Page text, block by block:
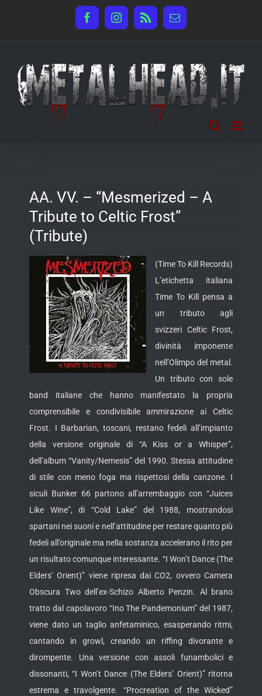
FacebookInstagram
Rss Email
AA. VV. – “Mesmerized – A
Tribute to Celtic Frost”
(Tribute)
(Time To Kill Records)
L’etichetta italiana
Time To Kill pensa a
un tributo agli
svizzeri Celtic Frost,
divinità imponente
nell’Olimpo del metal.
Un tributo con sole
band italiane che hanno manifestato la propria
comprensibile e condivisibile ammirazione ai Celtic
Frost. I Barbarian, toscani, restano fedeli all’impianto
della versione originale di “A Kiss or a Whisper”,
dell’album “Vanity/Nemesis” del 1990. Stessa attitudine
di stile con meno foga ma rispettosi della canzone. I
siculi Bunker 66 partono all’arrembaggio con “Juices
Like Wine”, di “Cold Lake” del 1988, mostrandosi
spartani nei suoni e nell’attitudine per restare quanto più
fedeli all’originale ma nella sostanza accelerano il rito per
un risultato comunque interessante. “I Won’t Dance (The
Elders’ Orient)” viene ripresa dai CO2, ovvero Camera
Obscura Two dell’ex-Schizo Alberto Penzin. Al brano
tratto dal capolavoro “Ino The Pandemonium” del 1987,
viene dato un taglio anfetaminico, esasperando ritmi,
cantando in growl, creando un riffing divorante e
dirompente. Una versione con assoli funambolici e
dissonanti, “I Won’t Dance (The Elders’ Orient)” ritorna
estrema e travolgente. “Procreation of the Wicked”